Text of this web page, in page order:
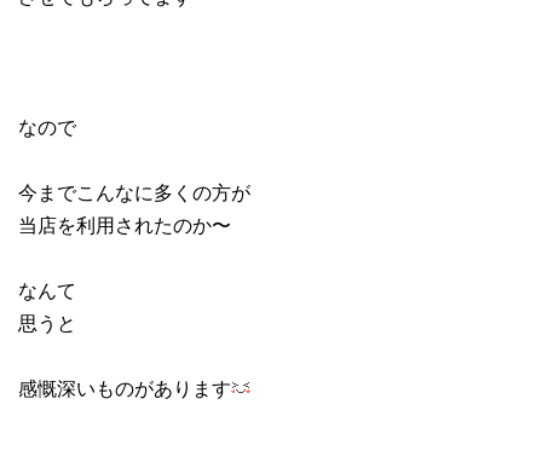
なので
今までこんなに多くの方が
当店を利用されたのか〜
なんて
思うと
感慨深いものがあります